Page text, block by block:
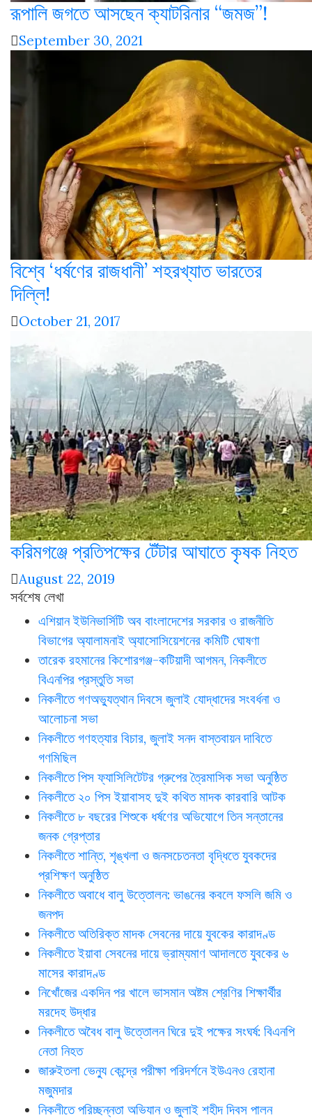
রূপালি জগতে আসছেন ক্যাটরিনার “জমজ”!
September 30, 2021
বিশ্বে ‘ধর্ষণের রাজধানী’ শহরখ্যাত ভারতের
দিল্লি!
October 21, 2017
করিমগঞ্জে প্রতিপক্ষের টেঁটার আঘাতে কৃষক নিহত
August 22, 2019
সর্বশেষ লেখা
এশিয়ান ইউনিভার্সিটি অব বাংলাদেশের সরকার ও রাজনীতি
বিভাগের অ্যালামনাই অ্যাসোসিয়েশনের কমিটি ঘোষণা
তারেক রহমানের কিশোরগঞ্জ-কটিয়াদী আগমন, নিকলীতে
বিএনপির প্রস্তুতি সভা
নিকলীতে গণঅভ্যুত্থান দিবসে জুলাই যোদ্ধাদের সংবর্ধনা ও
আলোচনা সভা
নিকলীতে গণহত্যার বিচার, জুলাই সনদ বাস্তবায়ন দাবিতে
গণমিছিল
নিকলীতে পিস ফ্যাসিলিটেটর গ্রুপের ত্রৈমাসিক সভা অনুষ্ঠিত
নিকলীতে ২০ পিস ইয়াবাসহ দুই কথিত মাদক কারবারি আটক
নিকলীতে ৮ বছরের শিশুকে ধর্ষণের অভিযোগে তিন সন্তানের
জনক গ্রেপ্তার
নিকলীতে শান্তি, শৃঙ্খলা ও জনসচেতনতা বৃদ্ধিতে যুবকদের
প্রশিক্ষণ অনুষ্ঠিত
নিকলীতে অবাধে বালু উত্তোলন: ভাঙনের কবলে ফসলি জমি ও
জনপদ
নিকলীতে অতিরিক্ত মাদক সেবনের দায়ে যুবকের কারাদণ্ড
নিকলীতে ইয়াবা সেবনের দায়ে ভ্রাম্যমাণ আদালতে যুবকের ৬
মাসের কারাদণ্ড
নিখোঁজের একদিন পর খালে ভাসমান অষ্টম শ্রেণির শিক্ষার্থীর
মরদেহ উদ্ধার
নিকলীতে অবৈধ বালু উত্তোলন ঘিরে দুই পক্ষের সংঘর্ষ: বিএনপি
নেতা নিহত
জারুইতলা ভেন্যু কেন্দ্রে পরীক্ষা পরিদর্শনে ইউএনও রেহানা
মজুমদার
নিকলীতে পরিচ্ছন্নতা অভিযান ও জুলাই শহীদ দিবস পালন